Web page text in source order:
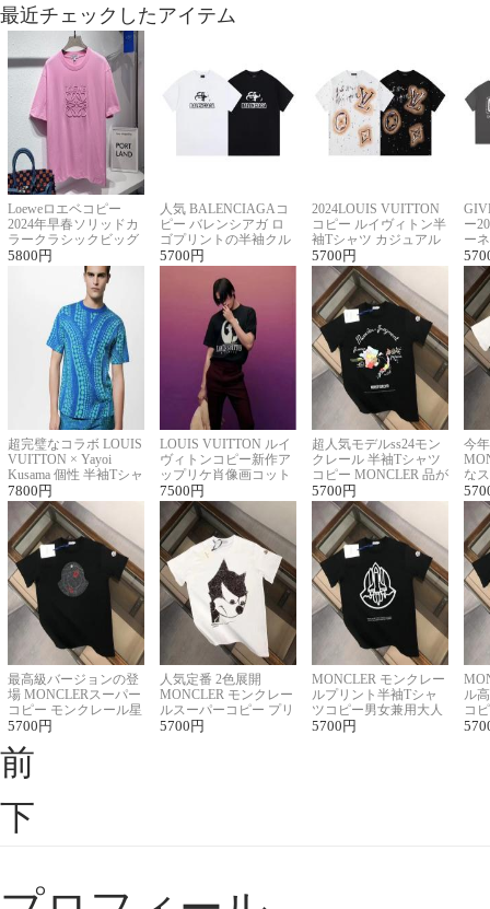
最近チェックしたアイテム
Loeweロエベコピー
2024年早春ソリッドカ
ラークラシックビッグ
ロゴ刺繍Tシャツ
5800 円
人気 BALENCIAGAコ
ピー バレンシアガ ロ
ゴプリントの半袖クル
ーネックTシャツ
5700 円
2024LOUIS VUITTON
コピー ルイヴィトン半
袖Tシャツ カジュアル
に馴染む 2色展開
5700 円
ー
ー
ー
超完璧なコラボ LOUIS
VUITTON × Yayoi
Kusama 個性 半袖Tシャ
ツコピー男女兼用
7800 円
LOUIS VUITTON ルイ
ヴィトンコピー新作ア
ップリケ肖像画コット
ンニット半袖Tシャツ
7500 円
超人気モデルss24モン
クレール 半袖Tシャツ
コピー MONCLER 品が
良く見た目
5700 円
今
な
ル
最高級バージョンの登
場 MONCLERスーパー
コピー モンクレール星
座半袖Tシャツ
5700 円
人気定番 2色展開
MONCLER モンクレー
ルスーパーコピー プリ
ント半袖Tシャツ
5700 円
MONCLER モンクレー
ルプリント半袖Tシャ
ツコピー男女兼用大人
可愛い春夏コーデ
5700 円
ル
コ
ィ
前
下